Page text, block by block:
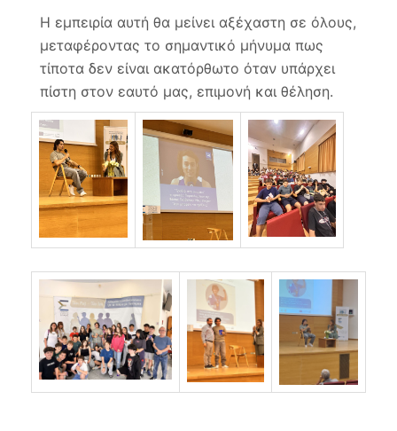
Η εμπειρία αυτή θα μείνει αξέχαστη σε όλους,
μεταφέροντας το σημαντικό μήνυμα πως
τίποτα δεν είναι ακατόρθωτο όταν υπάρχει
πίστη στον εαυτό μας, επιμονή και θέληση.